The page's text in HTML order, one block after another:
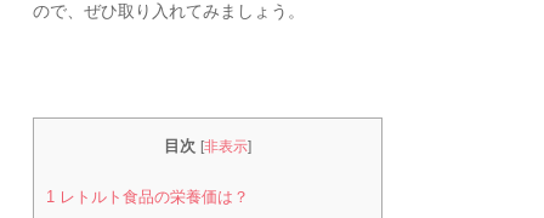
ので、ぜひ取り入れてみましょう。
目次 [非表示]
1 レトルト食品の栄養価は？